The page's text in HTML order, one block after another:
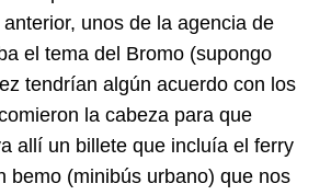
unos de la agencia de
el tema del Bromo (supongo
tendrían algún acuerdo con los
la cabeza para que
allí un billete que incluía el ferry
bemo (minibús urbano) que nos